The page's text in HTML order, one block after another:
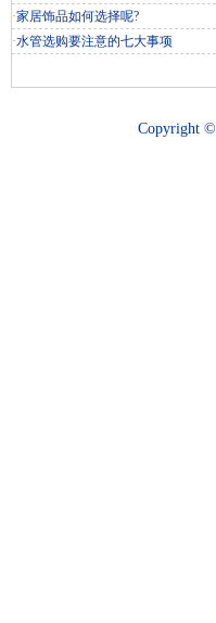
·家居饰品如何选择呢?
·水管选购要注意的七大事项
Copyright ©